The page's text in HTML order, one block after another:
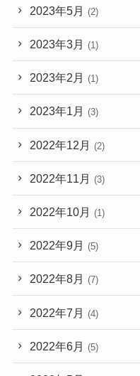
2023年5月 (2)
2023年3月 (1)
2023年2月 (1)
2023年1月 (3)
2022年12月 (2)
2022年11月 (3)
2022年10月 (1)
2022年9月 (5)
2022年8月 (7)
2022年7月 (4)
2022年6月 (5)